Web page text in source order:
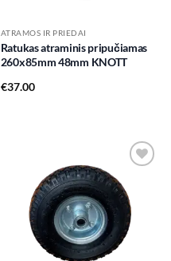
ATRAMOS IR PRIEDAI
Ratukas atraminis pripučiamas
260x85mm 48mm KNOTT
€37.00
wishlist